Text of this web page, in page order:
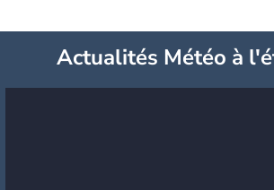
Actualités Météo à